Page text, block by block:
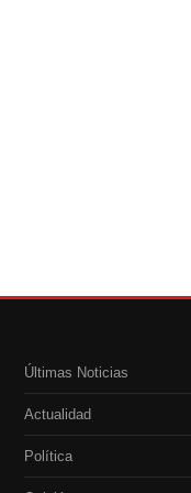
Últimas Noticias
Actualidad
Política